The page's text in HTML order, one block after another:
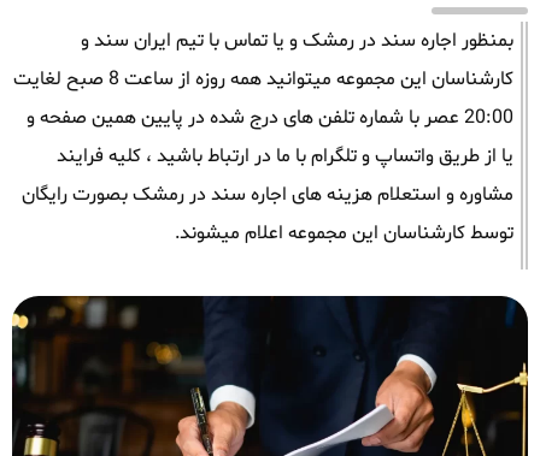
بمنظور اجاره سند در رمشک و یا تماس با تیم ایران سند و
کارشناسان این مجموعه میتوانید همه روزه از ساعت 8 صبح لغایت
20:00 عصر با شماره تلفن های درج شده در پایین همین صفحه و
یا از طریق واتساپ و تلگرام با ما در ارتباط باشید ، کلیه فرایند
مشاوره و استعلام هزینه های اجاره سند در رمشک بصورت رایگان
توسط کارشناسان این مجموعه اعلام میشوند.